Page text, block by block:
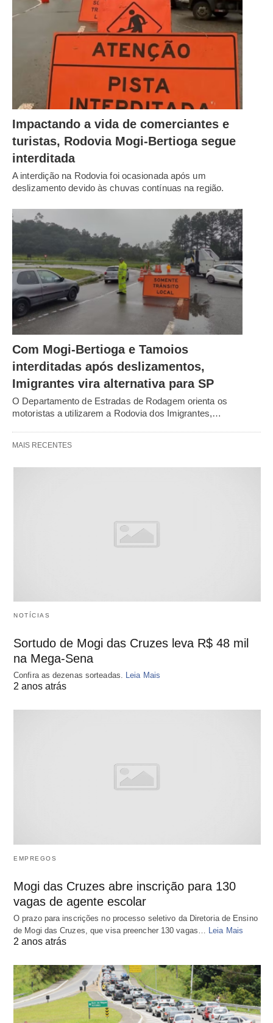
Impactando a vida de comerciantes e
turistas, Rodovia Mogi-Bertioga segue
interditada
A interdição na Rodovia foi ocasionada após um
deslizamento devido às chuvas contínuas na região.
Com Mogi-Bertioga e Tamoios
interditadas após deslizamentos,
Imigrantes vira alternativa para SP
O Departamento de Estradas de Rodagem orienta os
motoristas a utilizarem a Rodovia dos Imigrantes,…
MAIS RECENTES
NOTÍCIAS
Sortudo de Mogi das Cruzes leva R$ 48 mil
na Mega-Sena
Confira as dezenas sorteadas. Leia Mais
2 anos atrás
EMPREGOS
Mogi das Cruzes abre inscrição para 130
vagas de agente escolar
O prazo para inscrições no processo seletivo da Diretoria de Ensino
de Mogi das Cruzes, que visa preencher 130 vagas… Leia Mais
2 anos atrás